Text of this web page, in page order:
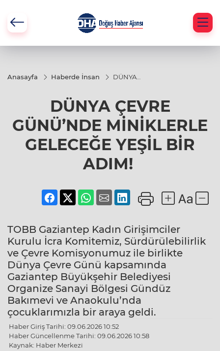
Anasayfa Haberde İnsan
DÜNYA
MİNİKLERLE
GELECEĞE
YEŞİL BİR
ADIM!
DÜNYA ÇEVRE
GÜNÜ’NDE MİNİKLERLE
GELECEĞE YEŞİL BİR
ADIM!
TOBB Gaziantep Kadın Girişimciler
Kurulu İcra Komitemiz, Sürdürülebilirlik
ve Çevre Komisyonumuz ile birlikte
Dünya Çevre Günü kapsamında
Gaziantep Büyükşehir Belediyesi
Organize Sanayi Bölgesi Gündüz
Bakımevi ve Anaokulu’nda
çocuklarımızla bir araya geldi.
Haber Giriş Tarihi: 09.06.2026 10:52
Haber Güncellenme Tarihi: 09.06.2026 10:58
Kaynak: Haber Merkezi